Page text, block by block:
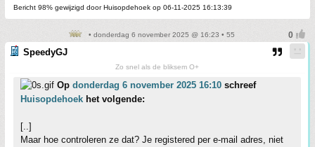
Bericht 98% gewijzigd door Huisopdehoek op 06-11-2025 16:13:39
• donderdag 6 november 2025 @ 16:23 • 55
SpeedyGJ
Zo snel als de bliksem O+
Op donderdag 6 november 2025 16:10 schreef
Huisopdehoek het volgende:
[..]
Maar hoe controleren ze dat? Je registered per e-mail adres, niet